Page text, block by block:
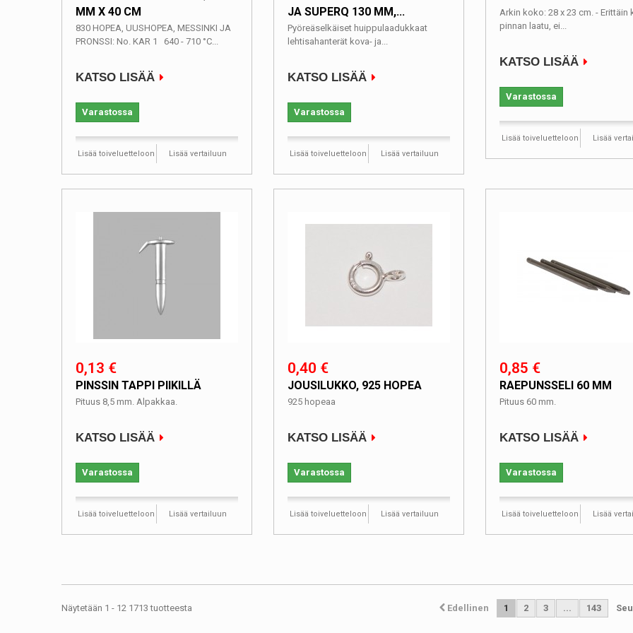
MM X 40 CM
830 HOPEA, UUSHOPEA, MESSINKI JA
PRONSSI: No. KAR 1 640 - 710 °C...
KATSO LISÄÄ
Varastossa
Lisää toiveluetteloon Lisää vertailuun
JA SUPERQ 130 MM,...
Pyöreäselkäiset huippulaadukkaat
lehtisahanterät kova- ja...
KATSO LISÄÄ
Varastossa
Lisää toiveluetteloon Lisää vertailuun
Arkin koko: 28 x 23 cm. - Erittäin
pinnan laatu, ei...
KATSO LISÄÄ
Varastossa
Lisää toiveluetteloon Lisää
0,13 €
PINSSIN TAPPI PIIKILLÄ
Pituus 8,5 mm. Alpakkaa.
KATSO LISÄÄ
Varastossa
Lisää toiveluetteloon Lisää vertailuun
0,40 €
JOUSILUKKO, 925 HOPEA
925 hopeaa
KATSO LISÄÄ
Varastossa
Lisää toiveluetteloon Lisää vertailuun
0,85 €
RAEPUNSSELI 60 MM
Pituus 60 mm.
KATSO LISÄÄ
Varastossa
Lisää toiveluetteloon Lisää
Edellinen 1 2 3 ... 143
Näytetään 1 - 12 1713 tuotteesta